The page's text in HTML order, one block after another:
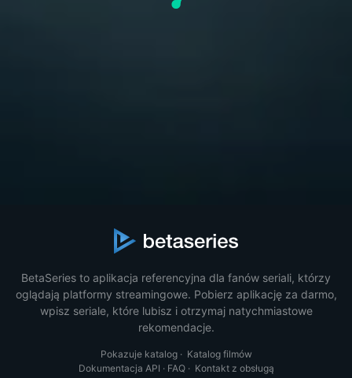
BetaSeries to aplikacja referencyjna dla fanów seriali, którzy
oglądają platformy streamingowe. Pobierz aplikację za darmo,
wpisz seriale, które lubisz i otrzymaj natychmiastowe
rekomendacje.
Pokazuje katalog· Katalog filmów
Dokumentacja API · FAQ· Kontakt z obsługą